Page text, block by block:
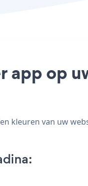
app op
kleuren van uw